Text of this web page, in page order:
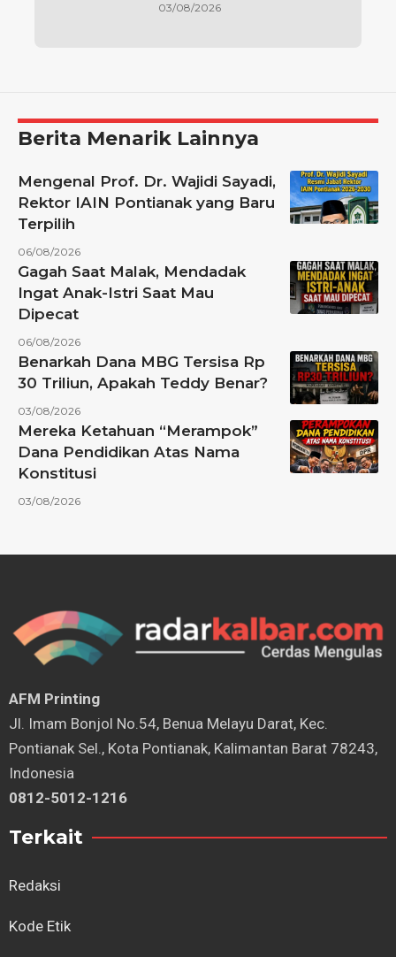
03/08/2026
Berita Menarik Lainnya
Mengenal Prof. Dr. Wajidi Sayadi,
Rektor IAIN Pontianak yang Baru
Terpilih
06/08/2026
Gagah Saat Malak, Mendadak
Ingat Anak-Istri Saat Mau
Dipecat
06/08/2026
Benarkah Dana MBG Tersisa Rp
30 Triliun, Apakah Teddy Benar?
03/08/2026
Mereka Ketahuan “Merampok”
Dana Pendidikan Atas Nama
Konstitusi
03/08/2026
AFM Printing
⁠Jl. Imam Bonjol No.54, Benua Melayu Darat, Kec.
Pontianak Sel., Kota Pontianak, Kalimantan Barat 78243,
Indonesia
0812-5012-1216
Terkait
Redaksi
Kode Etik